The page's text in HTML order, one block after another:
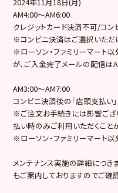
AM4:00～AM6:00
クレジットカード決済不可/コ
※コンビニ決済はご選択いただ
※ローソン・ファミリーマート
が、ご入金完了メールの配信は
AM3:00～AM7:00
コンビニ決済後の「店頭支払い
※ご注文お手続きには影響ござ
払い時のみご利用いただくこと
※ローソン・ファミリーマート
メンテナンス実施の詳細につ
もご案内しておりますのでご確